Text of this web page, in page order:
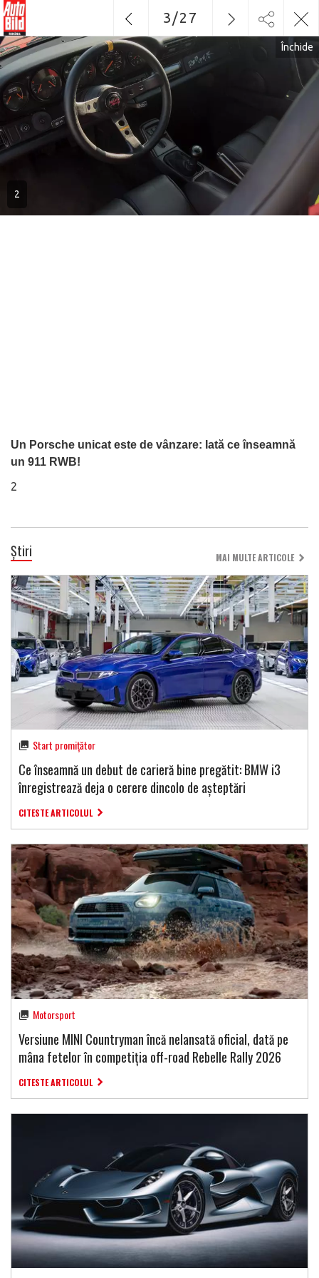
2
Un Porsche unicat este de vânzare: Iată ce înseamnă
un 911 RWB!
2
Închide
3/27
Știri MAI MULTE ARTICOLE
Start promițător
Ce înseamnă un debut de carieră bine pregătit: BMW i3
înregistrează deja o cerere dincolo de așteptări
CITESTE ARTICOLUL
Motorsport
Versiune MINI Countryman încă nelansată oficial, dată pe
mâna fetelor în competiția off-road Rebelle Rally 2026
CITESTE ARTICOLUL